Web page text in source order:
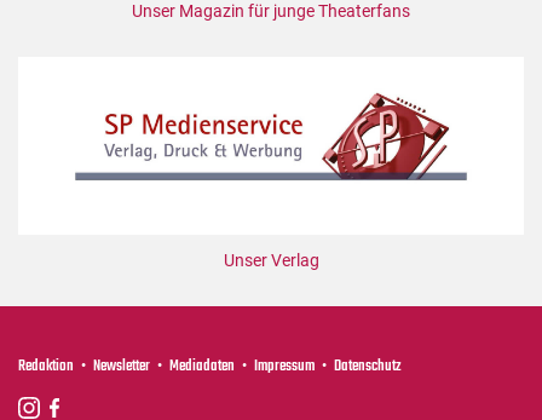
Unser Magazin für junge Theaterfans
Unser Verlag
Redaktion Newsletter Mediadaten Impressum Datenschutz